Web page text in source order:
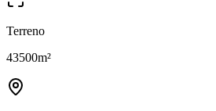
Terreno
43500m²